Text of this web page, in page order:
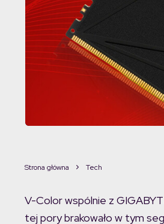
Strona główna Tech
V-Color wspólnie z
tej pory brakowało w tym